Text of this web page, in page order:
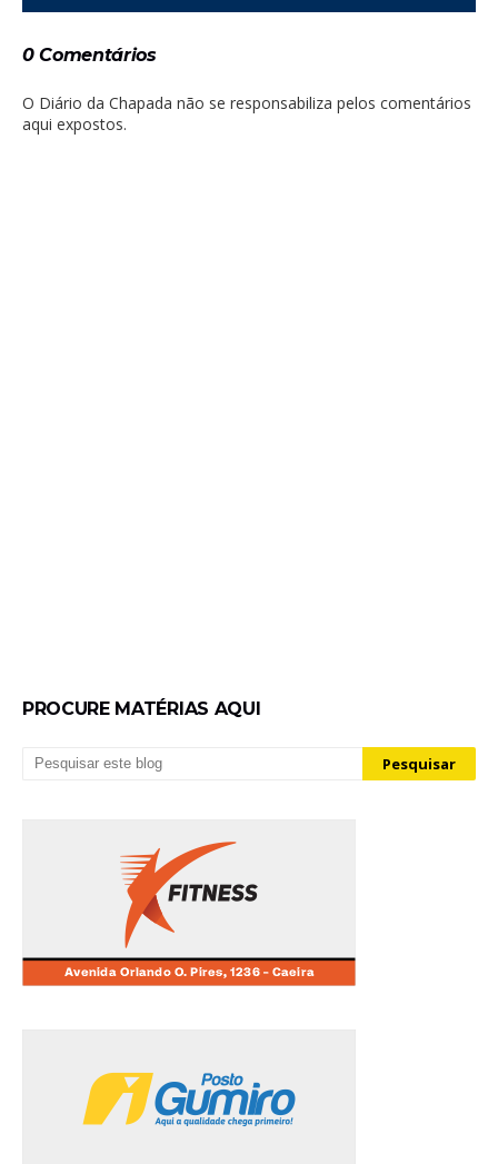
0 Comentários
O Diário da Chapada não se responsabiliza pelos comentários
aqui expostos.
PROCURE MATÉRIAS AQUI